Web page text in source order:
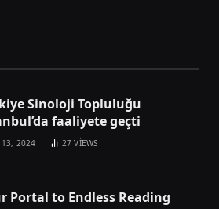
Sinoloji Topluluğu
faaliyete geçti
13, 2024 27VIEWS
Portal to Endless Reading